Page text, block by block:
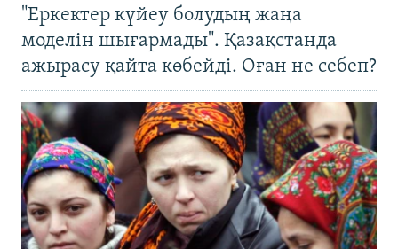
"Еркектер күйеу болудың жаңа
моделін шығармады". Қазақстанда
ажырасу қайта көбейді. Оған не себеп?